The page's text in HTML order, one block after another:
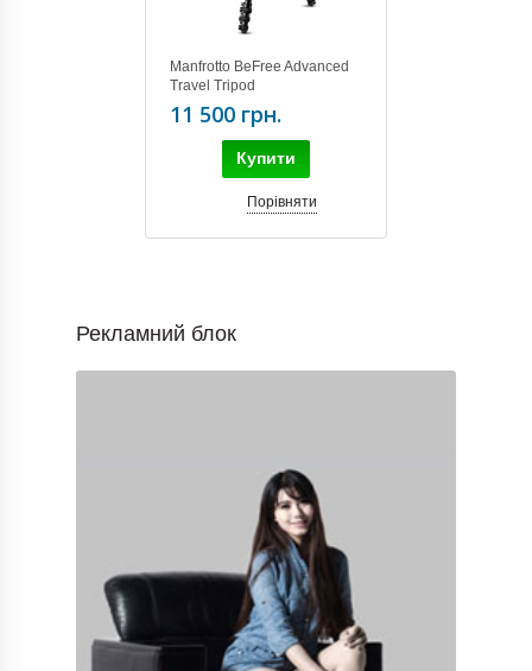
Manfrotto BeFree Advanced
Travel Tripod
(MKBFRLA4BK-BH)
11 500 грн.
Купити
Порівняти
Рекламний блок